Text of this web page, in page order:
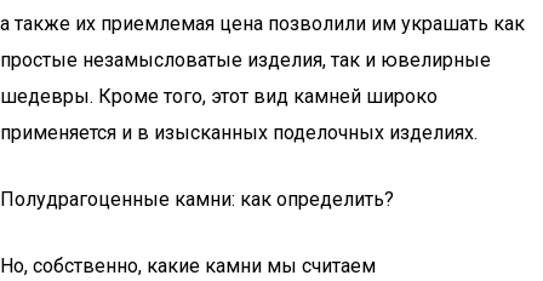
а также их приемлемая цена позволили им украшать как
простые незамысловатые изделия, так и ювелирные
шедевры. Кроме того, этот вид камней широко
применяется и в изысканных поделочных изделиях.
Полудрагоценные камни: как определить?
Но, собственно, какие камни мы считаем